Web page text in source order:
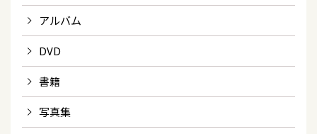
アルバム
DVD
書籍
写真集